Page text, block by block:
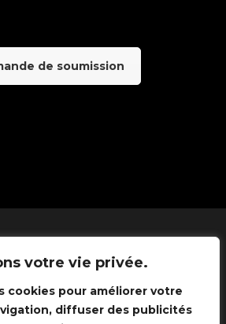
votre vie privée.
cookies pour améliorer votre
diffuser des publicités
de soumission
Maintenance Industrielle. All
rights reserved.